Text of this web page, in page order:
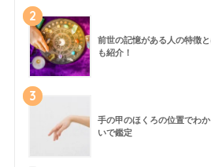
2
前世の記憶がある人の特徴
も紹介！
3
手の甲のほくろの位置でわ
いで鑑定